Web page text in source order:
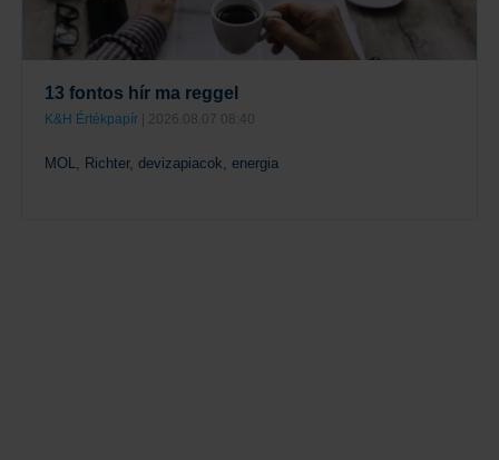
13 fontos hír ma reggel
K&H Értékpapír | 2026.08.07 08:40
MOL, Richter, devizapiacok, energia